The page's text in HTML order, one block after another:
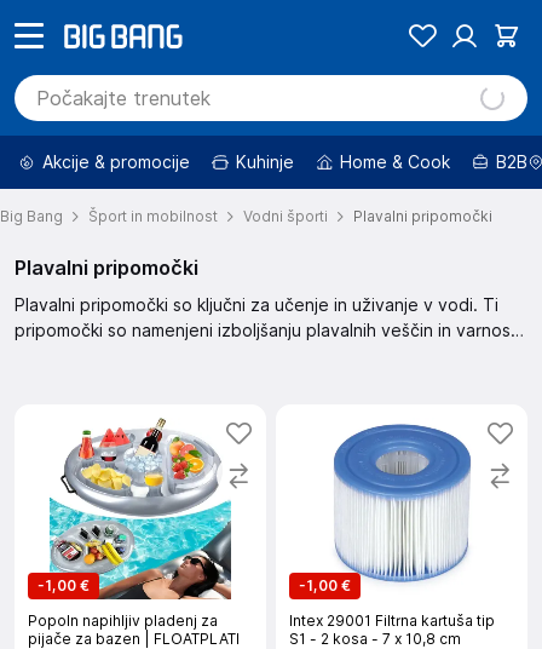
Akcije & promocije Kuhinje Home & Cook B2B
Big Bang Šport in mobilnost Vodni športi Plavalni pripomočki
Plavalni pripomočki
Plavalni pripomočki so ključni za učenje in uživanje v vodi. Ti
pripomočki so namenjeni izboljšanju plavalnih veščin in varnosti
-1,00 €
Popoln napihljiv pladenj za
pijače za bazen | FLOATPLATI
-1,00 €
Intex 29001 Filtrna kartuša tip
S1 - 2 kosa - 7 x 10,8 cm